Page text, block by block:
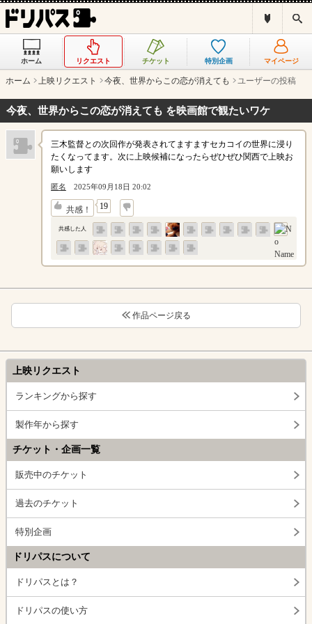
ス
ホーム リクエスト チケット 特別企画 マイページ
ホーム 上映リクエスト 今夜、世界からこの恋が消えても ユーザーの投稿
今夜、世界からこの恋が消えても を映画館で観たいワケ
三木監督との次回作が発表されてますますセカコイの世界に浸り
たくなってます。次に上映候補になったらぜひぜひ関西で上映お
願いします
匿名 2025年09月18日 20:02
共感！ 19
↓
共感した人
作品ページ戻る
上映リクエスト
ランキングから探す
製作年から探す
チケット・企画一覧
販売中のチケット
過去のチケット
特別企画
ドリパスについて
ドリパスとは？
ドリパスの使い方